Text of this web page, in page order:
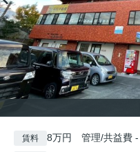
賃料 8万円 管理/共益費 -